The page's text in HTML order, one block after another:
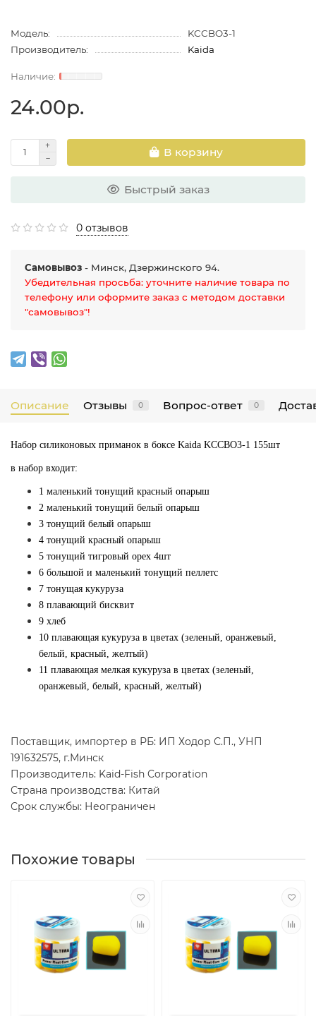
Модель:
KCCBO3-1
Производитель:
Kaida
24.00р.
В корзину
Быстрый заказ
0 отзывов
Самовывоз - Минск, Дзержинского 94.
Убедительная просьба: уточните наличие товара по
телефону или оформите заказ с методом доставки
"самовывоз"!
Описание Отзывы 0 Вопрос-ответ 0
Набор силиконовых приманок в боксе Kaida KCCBO3-1 155шт
в набор входит:
1 маленький тонущий красный опарыш
2 маленький тонущий белый опарыш
3 тонущий белый опарыш
4 тонущий красный опарыш
5 тонущий тигровый орех 4шт
6 большой и маленький тонущий пеллетс
7 тонущая кукуруза
8 плавающий бисквит
9 хлеб
10 плавающая кукуруза в цветах (зеленый, оранжевый,
белый, красный, желтый)
11 плавающая мелкая кукуруза в цветах (зеленый,
оранжевый, белый, красный, желтый)
Поставщик, импортер в РБ: ИП Ходор С.П., УНП
191632575, г.Минск
Производитель: Kaid-Fish Corporation
Страна производства: Китай
Срок службы: Неограничен
Похожие товары